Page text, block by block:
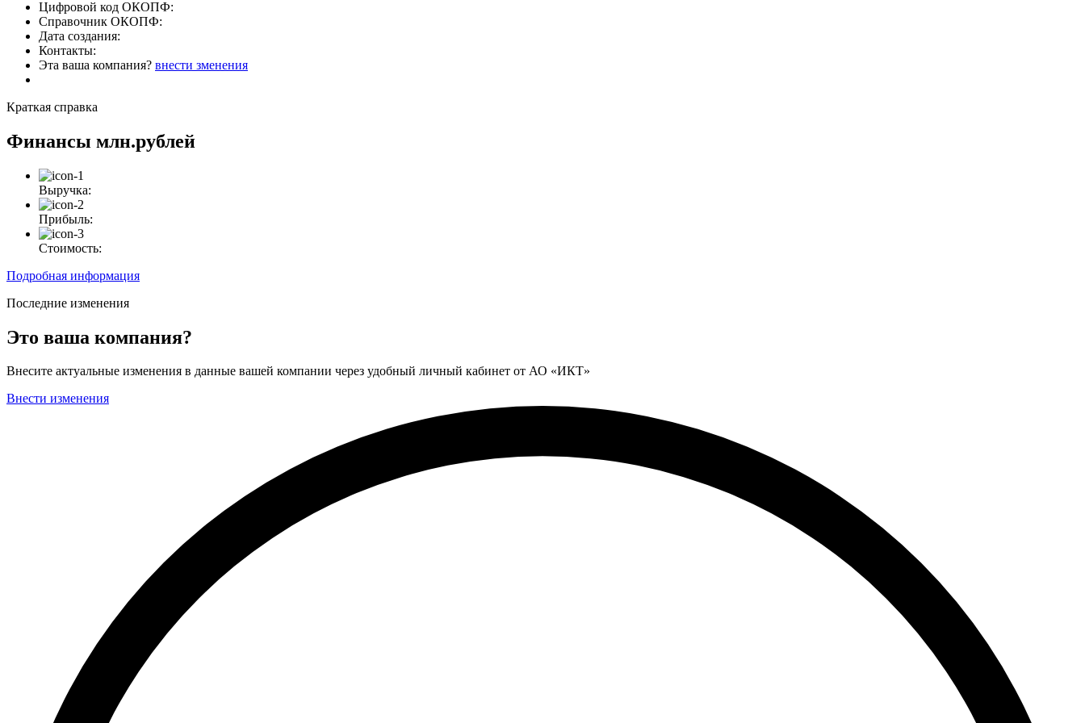
Цифровой код ОКОПФ:
Справочник ОКОПФ:
Дата создания:
Контакты:
Эта ваша компания? внести зменения
Краткая справка
Финансы млн.рублей
Выручка:
Прибыль:
Стоимость:
Подробная информация
Последние изменения
Это ваша компания?
Внесите актуальные изменения в данные вашей компании через удобный личный кабинет от АО «ИКТ»
Внести изменения